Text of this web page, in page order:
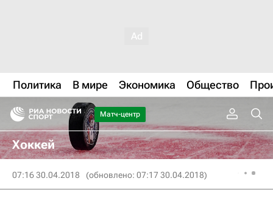
Политика В мире Экономика Общество
Матч-центр
Хоккей
07:16 30.04.2018 (обновлено: 07:17 30.04.2018)